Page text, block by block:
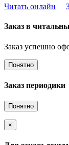
Читать онлайн
Заказ в
Заказ успешно
Понятно
Заказ периодики
Понятно
×